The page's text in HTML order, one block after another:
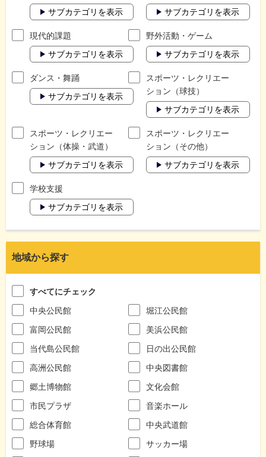
サブカテゴリを表示
サブカテゴリを表示
現代的課題
サブカテゴリを表示
野外活動・ゲーム
サブカテゴリを表示
ダンス・舞踊
サブカテゴリを表示
スポーツ・レクリエー
ション（球技）
サブカテゴリを表示
スポーツ・レクリエー
ション（体操・武道）
サブカテゴリを表示
スポーツ・レクリエー
ション（その他）
サブカテゴリを表示
学校支援
サブカテゴリを表示
地域から探す
すべてにチェック
中央公民館
堀江公民館
富岡公民館
美浜公民館
当代島公民館
日の出公民館
高洲公民館
中央図書館
郷土博物館
文化会館
市民プラザ
音楽ホール
総合体育館
中央武道館
野球場
サッカー場